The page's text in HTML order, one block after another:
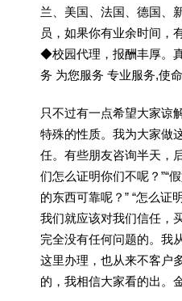
兰、美国、法国、德国、
员，如果你有业余时间，
◆校园代理，报酬丰厚。
务 为您服务 专业服务,使命
只不过有一点希望大家谅
特殊的性质。我为大家做
任。有些朋友咨询半天，
们怎么证明你们不呢？”“
的东西可靠呢？” “怎么证
我们就应该对我们信任，
完全没有任何问题的。我
这里办理，也从来不客户
的，我相信大家看的出。